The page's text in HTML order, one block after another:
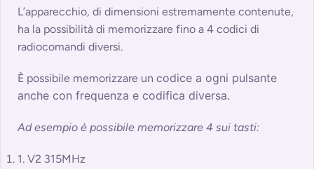
L’apparecchio, di dimensioni estremamente contenute,
ha la possibilità di memorizzare fino a 4 codici di
radiocomandi diversi.
È possibile memorizzare un codice a ogni pulsante
anche con frequenza e codifica diversa.
Ad esempio è possibile memorizzare 4 sui tasti:
1. V2 315MHz